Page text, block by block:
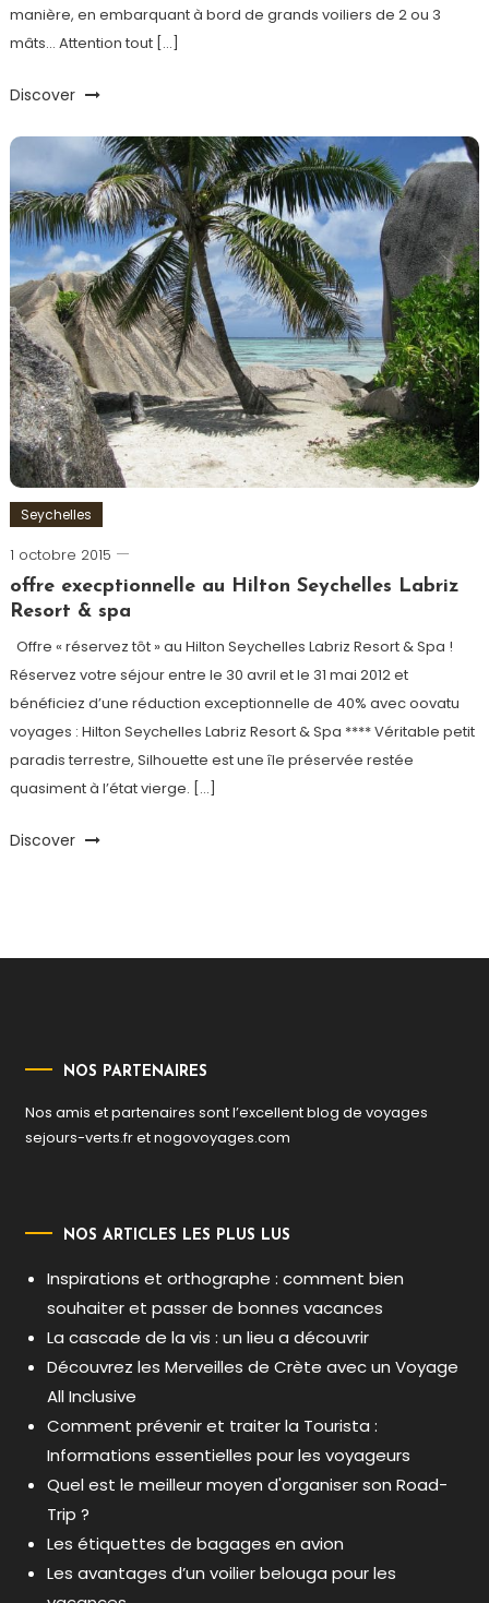
manière, en embarquant à bord de grands voiliers de 2 ou 3
mâts… Attention tout […]
Discover
Seychelles
1 octobre 2015
admin
offre execptionnelle au Hilton Seychelles Labriz
Resort & spa
Offre « réservez tôt » au Hilton Seychelles Labriz Resort & Spa !
Réservez votre séjour entre le 30 avril et le 31 mai 2012 et
bénéficiez d’une réduction exceptionnelle de 40% avec oovatu
voyages : Hilton Seychelles Labriz Resort & Spa **** Véritable petit
paradis terrestre, Silhouette est une île préservée restée
quasiment à l’état vierge. […]
Discover
NOS PARTENAIRES
Nos amis et partenaires sont l’excellent blog de voyages
sejours-verts.fretnogovoyages.com
NOS ARTICLES LES PLUS LUS
Inspirations et orthographe : comment bien
souhaiter et passer de bonnes vacances
La cascade de la vis : un lieu a découvrir
Découvrez les Merveilles de Crète avec un Voyage
All Inclusive
Comment prévenir et traiter la Tourista :
Informations essentielles pour les voyageurs
Quel est le meilleur moyen d'organiser son Road-
Trip ?
Les étiquettes de bagages en avion
Les avantages d’un voilier belouga pour les